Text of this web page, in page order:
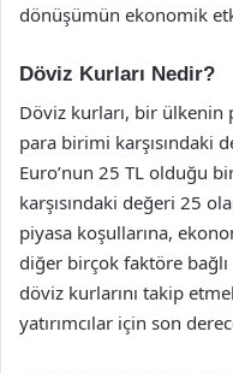
dönüşümün ekonomik
Döviz Kurları Nedir?
Döviz kurları, bir
para birimi karşısındaki
Euro’nun 25 TL olduğu
karşısındaki değeri 25
piyasa koşullarına,
diğer birçok faktöre
döviz kurlarını takip
yatırımcılar için son